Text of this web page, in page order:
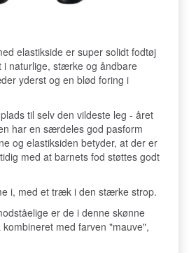
elastikside er super solidt fodtøj
i naturlige, stærke og åndbare
yderst og en blød foring i
til selv den vildeste leg - året
har en særdeles god pasform
og elastiksiden betyder, at der er
med at barnets fod støttes godt
i, med et træk i den stærke strop.
er de i denne skønne
med farven "mauve",